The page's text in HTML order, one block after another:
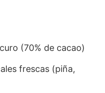
(70% de cacao)
frescas (piña,